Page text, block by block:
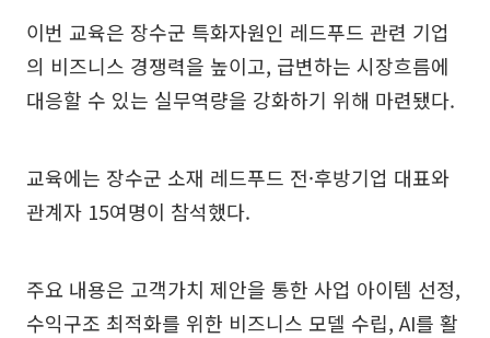
이번 교육은 장수군 특화자원인 레드푸드 관련 기업
의 비즈니스 경쟁력을 높이고, 급변하는 시장흐름에
대응할 수 있는 실무역량을 강화하기 위해 마련됐다.
교육에는 장수군 소재 레드푸드 전·후방기업 대표와
관계자 15여명이 참석했다.
주요 내용은 고객가치 제안을 통한 사업 아이템 선정,
수익구조 최적화를 위한 비즈니스 모델 수립, AI를 활